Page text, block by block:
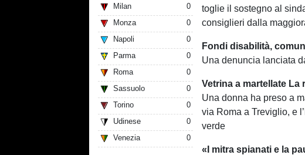
Milan
0
Monza
0
Napoli
0
Parma
0
Roma
0
Sassuolo
0
Torino
0
Udinese
0
Venezia
0
toglie il sostegno al
consiglieri dalla
Fondi disabilità,
Una denuncia lanciata
Vetrina a martellate La
Una donna ha preso a
via Roma a Treviglio, e
verde
«I mitra spianati e la